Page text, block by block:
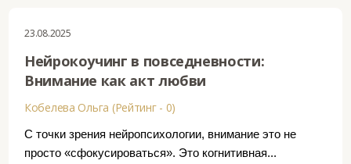
23.08.2025
Нейрокоучинг в повседневности:
Внимание как акт любви
Кобелева Ольга (Рейтинг - 0)
С точки зрения нейропсихологии, внимание это не
просто «сфокусироваться». Это когнитивная...